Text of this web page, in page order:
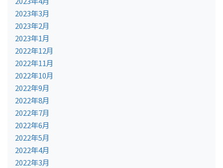
2023年3月
2023年2月
2023年1月
2022年12月
2022年11月
2022年10月
2022年9月
2022年8月
2022年7月
2022年6月
2022年5月
2022年4月
2022年3月